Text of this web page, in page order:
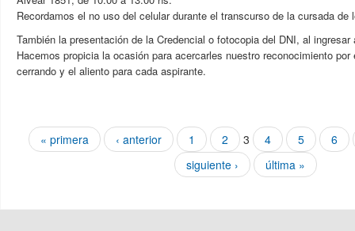
Recordamos el no uso del celular durante el transcurso de la cursada de
También la presentación de la Credencial o fotocopia del DNI, al
Hacemos propicia la ocasión para acercarles nuestro reconocimiento
cerrando y el aliento para cada aspirante.
Páginas
« primera ‹ anterior 1 2 3 4 5
6
siguiente ›
última »